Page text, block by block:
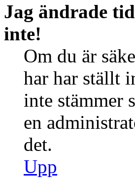
Jag ändrade
inte!
Om du är
har har ställt
inte stämmer
en
det.
Upp